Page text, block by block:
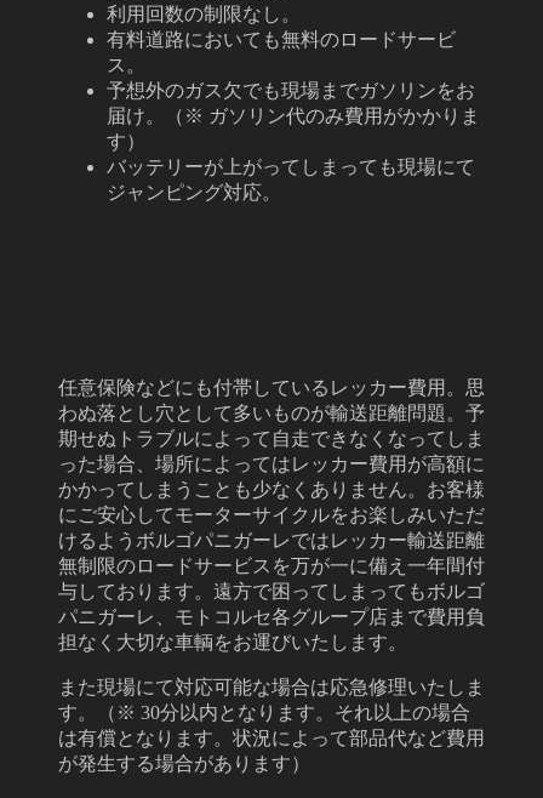
利用回数の制限なし。
有料道路においても無料のロードサービ
ス。
予想外のガス欠でも現場までガソリンをお
届け。
（※ ガソリン代のみ費用がかかりま
す）
バッテリーが上がってしまっても現場にて
ジャンピング対応。
任意保険などにも付帯しているレッカー費用。思
わぬ落とし穴として多いものが輸送距離問題。予
期せぬトラブルによって自走できなくなってしま
った場合、場所によってはレッカー費用が高額に
かかってしまうことも少なくありません。お客様
にご安心してモーターサイクルをお楽しみいただ
けるようボルゴパニガーレではレッカー輸送距離
無制限のロードサービスを万が一に備え一年間付
与しております。遠方で困ってしまってもボルゴ
パニガーレ、モトコルセ各グループ店まで費用負
担なく大切な車輌をお運びいたします。
また現場にて対応可能な場合は応急修理いたしま
す。（※ 30分以内となります。それ以上の場合
は有償となります。状況によって部品代など費用
が発生する場合があります）